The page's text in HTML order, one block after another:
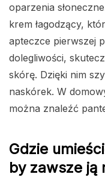
oparzenia
krem łagodzący,
apteczce pierwszej
dolegliwości,
skórę. Dzięki nim
naskórek. W
można znaleźć
Gdzie
by zawsze ją